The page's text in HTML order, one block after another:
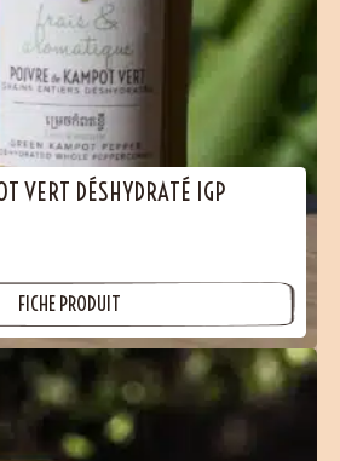
VERT DÉSHYDRATÉ IGP
FICHE PRODUIT